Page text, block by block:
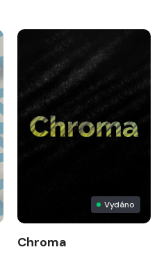
Vydáno
Chroma